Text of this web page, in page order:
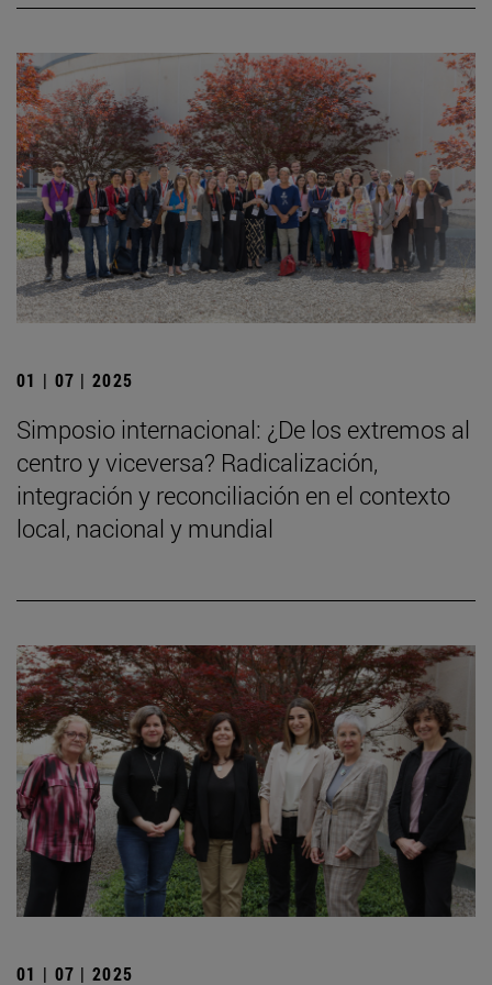
01 | 07 | 2025
Simposio internacional: ¿De los extremos al
centro y viceversa? Radicalización,
integración y reconciliación en el contexto
local, nacional y mundial
01 | 07 | 2025